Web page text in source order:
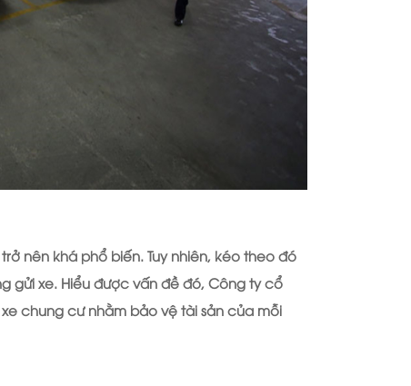
nên khá phổ biến. Tuy nhiên, kéo theo đó
gửi xe. Hiểu được vấn đề đó, Công ty cổ
chung cư nhằm bảo vệ tài sản của mỗi